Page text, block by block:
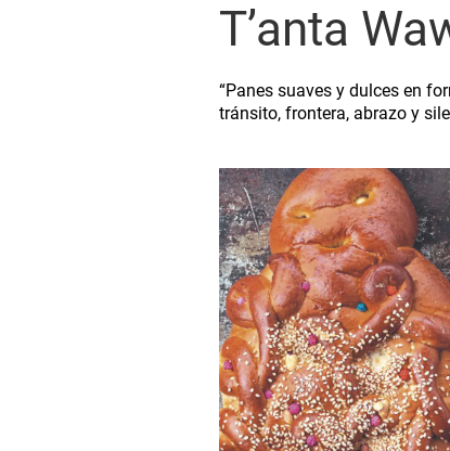
T’anta
“Panes suaves y dulces en
tránsito, frontera, abrazo y